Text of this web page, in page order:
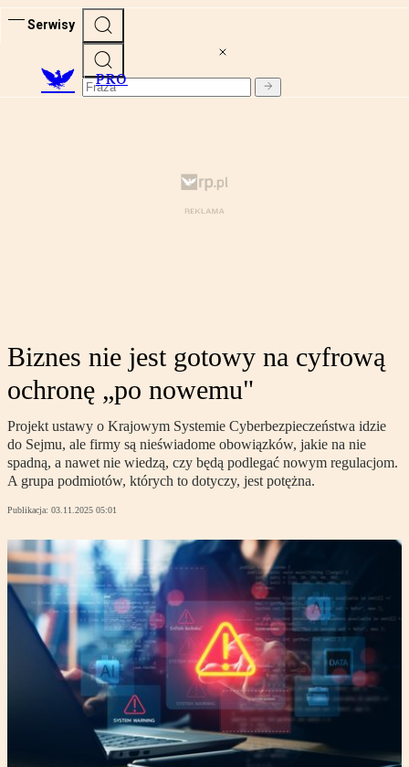
Serwisy
PRO
Biznes nie jest gotowy na cyfrową
ochronę „po nowemu"
Projekt ustawy o Krajowym Systemie Cyberbezpieczeństwa idzie
do Sejmu, ale firmy są nieświadome obowiązków, jakie na nie
spadną, a nawet nie wiedzą, czy będą podlegać nowym regulacjom.
A grupa podmiotów, których to dotyczy, jest potężna.
Publikacja: 03.11.2025 05:01